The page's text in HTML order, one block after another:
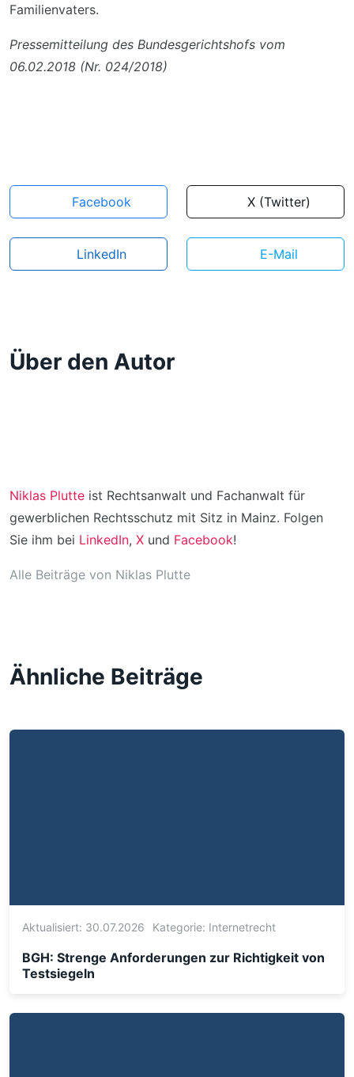
Familienvaters.
Pressemitteilung des Bundesgerichtshofs vom
06.02.2018 (Nr. 024/2018)
Facebook X (Twitter)
LinkedIn E-Mail
Über den Autor
Niklas Plutte ist Rechtsanwalt und Fachanwalt für
gewerblichen Rechtsschutz mit Sitz in Mainz. Folgen
Sie ihm bei LinkedIn, X und Facebook!
Alle Beiträge von Niklas Plutte
Ähnliche Beiträge
Aktualisiert: 30.07.2026 Kategorie: Internetrecht
BGH: Strenge Anforderungen zur Richtigkeit von
Testsiegeln